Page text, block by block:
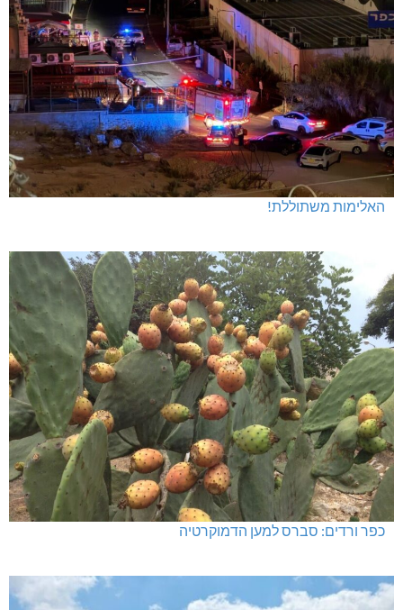
האלימות משתוללת!
כפר ורדים: סברס למען הדמוקרטיה